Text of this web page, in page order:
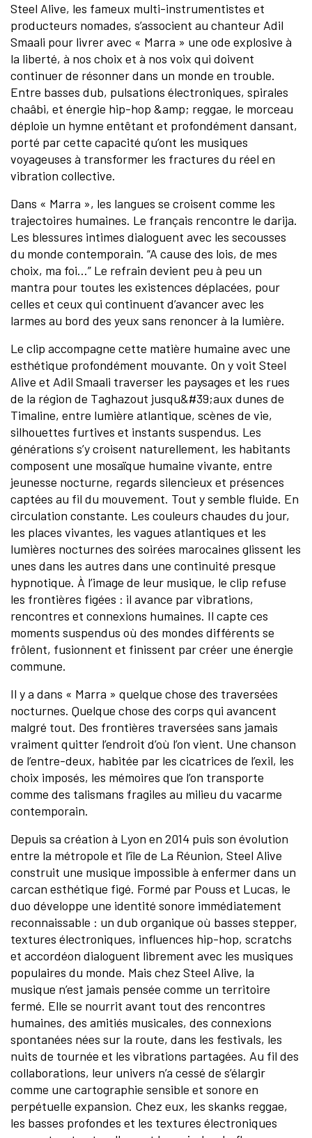
Steel Alive, les fameux multi-instrumentistes et
producteurs nomades, s’associent au chanteur Adil
Smaali pour livrer avec « Marra » une ode explosive à
la liberté, à nos choix et à nos voix qui doivent
continuer de résonner dans un monde en trouble.
Entre basses dub, pulsations électroniques, spirales
chaâbi, et énergie hip-hop &amp; reggae, le morceau
déploie un hymne entêtant et profondément dansant,
porté par cette capacité qu’ont les musiques
voyageuses à transformer les fractures du réel en
vibration collective.
Dans « Marra », les langues se croisent comme les
trajectoires humaines. Le français rencontre le darija.
Les blessures intimes dialoguent avec les secousses
du monde contemporain. “A cause des lois, de mes
choix, ma foi…” Le refrain devient peu à peu un
mantra pour toutes les existences déplacées, pour
celles et ceux qui continuent d’avancer avec les
larmes au bord des yeux sans renoncer à la lumière.
Le clip accompagne cette matière humaine avec une
esthétique profondément mouvante. On y voit Steel
Alive et Adil Smaali traverser les paysages et les rues
de la région de Taghazout jusqu&#39;aux dunes de
Timaline, entre lumière atlantique, scènes de vie,
silhouettes furtives et instants suspendus. Les
générations s’y croisent naturellement, les habitants
composent une mosaïque humaine vivante, entre
jeunesse nocturne, regards silencieux et présences
captées au fil du mouvement. Tout y semble fluide. En
circulation constante. Les couleurs chaudes du jour,
les places vivantes, les vagues atlantiques et les
lumières nocturnes des soirées marocaines glissent les
unes dans les autres dans une continuité presque
hypnotique. À l’image de leur musique, le clip refuse
les frontières figées : il avance par vibrations,
rencontres et connexions humaines. Il capte ces
moments suspendus où des mondes différents se
frôlent, fusionnent et finissent par créer une énergie
commune.
Il y a dans « Marra » quelque chose des traversées
nocturnes. Quelque chose des corps qui avancent
malgré tout. Des frontières traversées sans jamais
vraiment quitter l’endroit d’où l’on vient. Une chanson
de l’entre-deux, habitée par les cicatrices de l’exil, les
choix imposés, les mémoires que l’on transporte
comme des talismans fragiles au milieu du vacarme
contemporain.
Depuis sa création à Lyon en 2014 puis son évolution
entre la métropole et l’île de La Réunion, Steel Alive
construit une musique impossible à enfermer dans un
carcan esthétique figé. Formé par Pouss et Lucas, le
duo développe une identité sonore immédiatement
reconnaissable : un dub organique où basses stepper,
textures électroniques, influences hip-hop, scratchs
et accordéon dialoguent librement avec les musiques
populaires du monde. Mais chez Steel Alive, la
musique n’est jamais pensée comme un territoire
fermé. Elle se nourrit avant tout des rencontres
humaines, des amitiés musicales, des connexions
spontanées nées sur la route, dans les festivals, les
nuits de tournée et les vibrations partagées. Au fil des
collaborations, leur univers n’a cessé de s’élargir
comme une cartographie sensible et sonore en
perpétuelle expansion. Chez eux, les skanks reggae,
les basses profondes et les textures électroniques